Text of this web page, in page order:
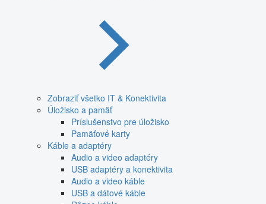
Zobraziť všetko IT & Konektivita
Úložisko a pamäť
Príslušenstvo pre úložisko
Pamäťové karty
Káble a adaptéry
Audio a video adaptéry
USB adaptéry a konektivita
Audio a video káble
USB a dátové káble